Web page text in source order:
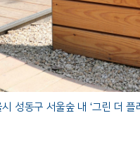
성동구 서울숲 내 ‘그린 더